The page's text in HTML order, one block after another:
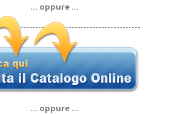
… oppure …
… oppure …